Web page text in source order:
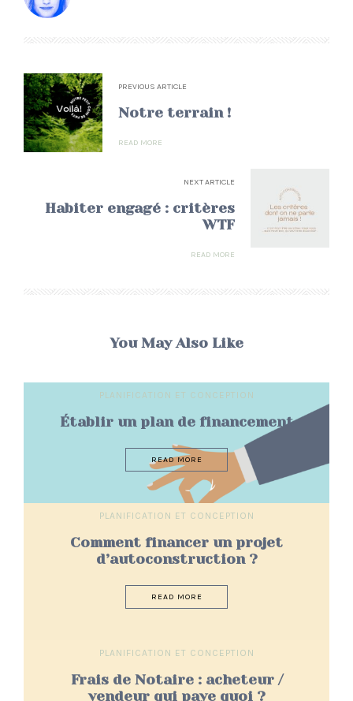
PREVIOUS ARTICLE
Notre terrain !
READ MORE
NEXT ARTICLE
Habiter engagé : critères
WTF
READ MORE
You May Also Like
PLANIFICATION ET CONCEPTION
Établir un plan de financement
READ MORE
PLANIFICATION ET CONCEPTION
Comment financer un projet
d’autoconstruction ?
READ MORE
PLANIFICATION ET CONCEPTION
Frais de Notaire : acheteur /
vendeur qui paye quoi ?